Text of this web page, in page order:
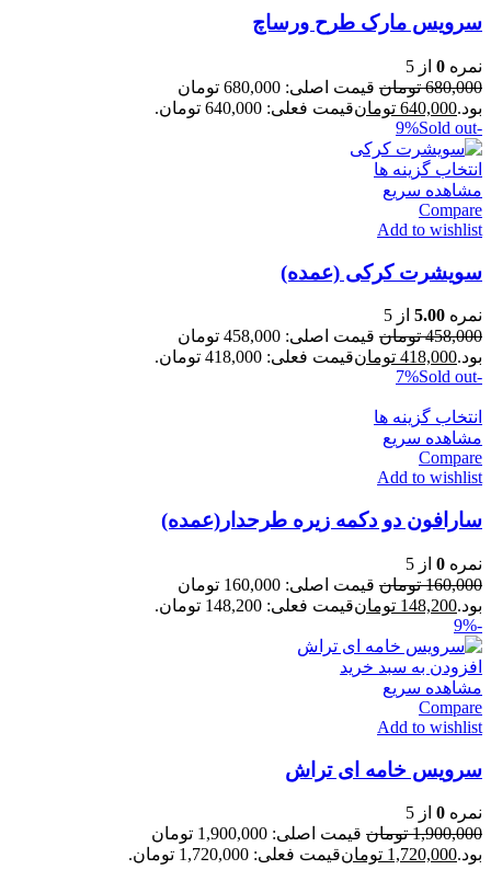
سرویس مارک طرح ورساچ
نمره 0 از 5
680,000 تومان
قیمت اصلی: 680,000 تومان
بود.640,000 تومانقیمت فعلی: 640,000 تومان.
-9%
Sold out
انتخاب گزینه ها
مشاهده سریع
Compare
Add to wishlist
سویشرت کرکی (عمده)
نمره 5.00 از 5
458,000 تومان
قیمت اصلی: 458,000 تومان
بود.418,000 تومانقیمت فعلی: 418,000 تومان.
-7%
Sold out
انتخاب گزینه ها
مشاهده سریع
Compare
Add to wishlist
سارافون دو دکمه زیره طرحدار(عمده)
نمره 0 از 5
160,000 تومان
قیمت اصلی: 160,000 تومان
بود.148,200 تومانقیمت فعلی: 148,200 تومان.
-9%
افزودن به سبد خرید
مشاهده سریع
Compare
Add to wishlist
سرویس خامه ای تراش
نمره 0 از 5
1,900,000 تومان
قیمت اصلی: 1,900,000 تومان
بود.1,720,000 تومانقیمت فعلی: 1,720,000 تومان.